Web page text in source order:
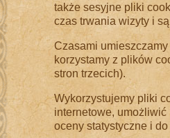
także sesyjne pliki
czas trwania wizyty i
Czasami
korzystamy z plików
stron trzecich).
Wykorzystujemy pliki
internetowe,
oceny statystyczne i